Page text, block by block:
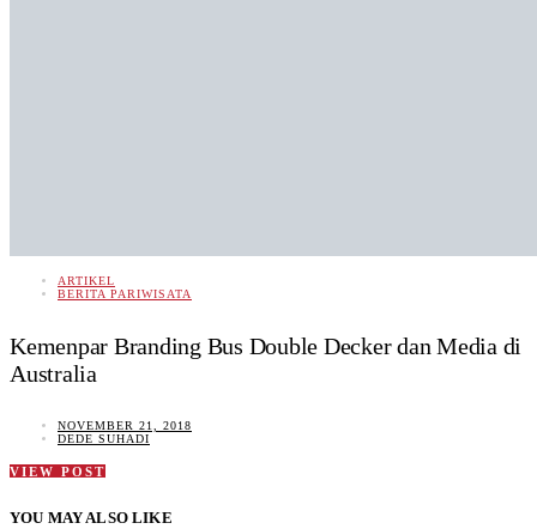
ARTIKEL
BERITA PARIWISATA
Kemenpar Branding Bus Double Decker dan Media di
Australia
NOVEMBER 21, 2018
DEDE SUHADI
VIEW POST
YOU MAY ALSO LIKE